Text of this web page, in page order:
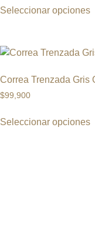
Seleccionar opciones
Correa Trenzada Gris
$99,900
Seleccionar opciones